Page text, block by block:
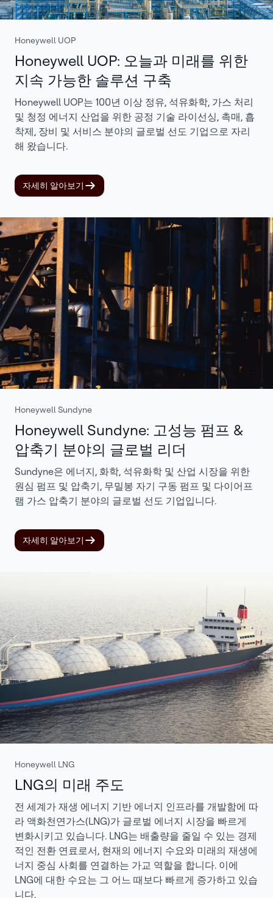
Honeywell UOP
Honeywell UOP: 오늘과 미래를 위한
지속 가능한 솔루션 구축
Honeywell UOP는 100년 이상 정유, 석유화학, 가스 처리
및 청정 에너지 산업을 위한 공정 기술 라이선싱, 촉매, 흡
착제, 장비 및 서비스 분야의 글로벌 선도 기업으로 자리
해 왔습니다.
자세히 알아보기
Honeywell Sundyne
Honeywell Sundyne: 고성능 펌프 &
압축기 분야의 글로벌 리더
Sundyne은 에너지, 화학, 석유화학 및 산업 시장을 위한
원심 펌프 및 압축기, 무밀봉 자기 구동 펌프 및 다이어프
램 가스 압축기 분야의 글로벌 선도 기업입니다.
자세히 알아보기
Honeywell LNG
LNG의 미래 주도
전 세계가 재생 에너지 기반 에너지 인프라를 개발함에 따
라 액화천연가스(LNG)가 글로벌 에너지 시장을 빠르게
변화시키고 있습니다. LNG는 배출량을 줄일 수 있는 경제
적인 전환 연료로서, 현재의 에너지 수요와 미래의 재생에
너지 중심 사회를 연결하는 가교 역할을 합니다. 이에
LNG에 대한 수요는 그 어느 때보다 빠르게 증가하고 있습
니다.